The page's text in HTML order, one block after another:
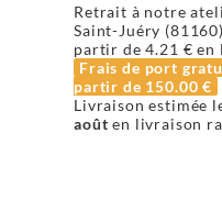
Retrait à notre
Saint-Juéry
partir de4.21 € en
Frais de port
partir de 150.00 €
Livraison estimée
août en livraison